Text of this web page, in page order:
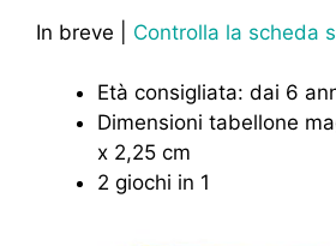
In breve | Controlla la scheda
Età consigliata: dai 6
Dimensioni tabellone
x 2,25 cm
2 giochi in 1